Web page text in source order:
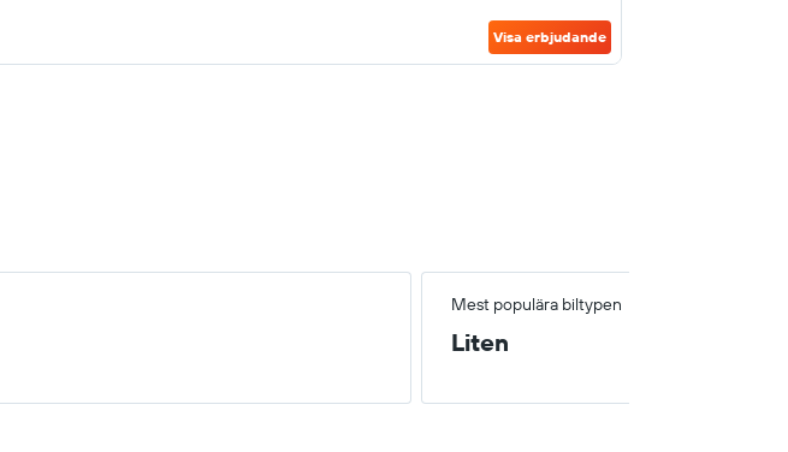
Visa erbjudande
Mest populära biltypen
Liten